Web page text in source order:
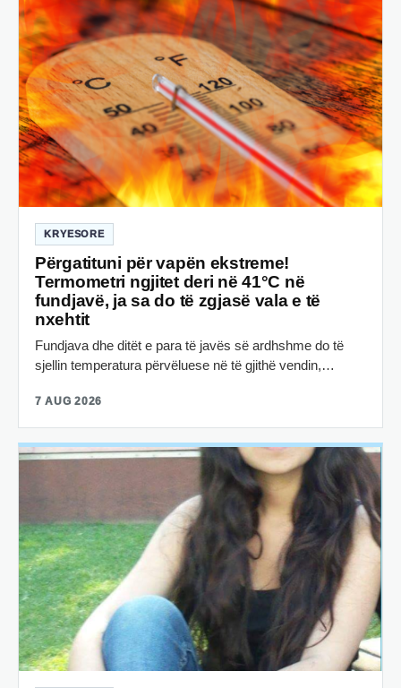
KRYESORE
Përgatituni për vapën ekstreme!
Termometri ngjitet deri në 41°C në
fundjavë, ja sa do të zgjasë vala e të
nxehtit
Fundjava dhe ditët e para të javës së ardhshme do të
sjellin temperatura përvëluese në të gjithë vendin,…
7 AUG 2026